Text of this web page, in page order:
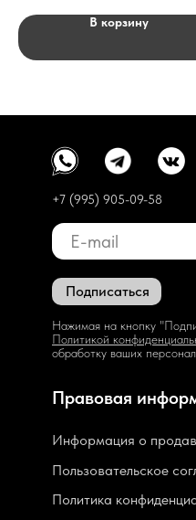
В корзину
Подписаться
Нажимая на кнопку
Политикой
обработку ваших
Пользовательское
Политика
Информация о
Правовая
+7 (995) 905-09-58